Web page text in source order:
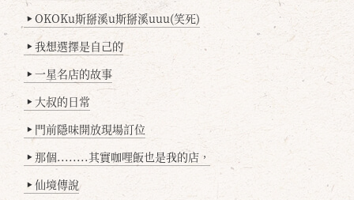
▶ OKOKu斯掰溪u斯掰溪uuu(笑死)
▶ 我想選擇是自己的
▶ 一星名店的故事
▶ 大叔的日常
▶ 門前隱味開放現場訂位
▶ 那個........其實咖哩飯也是我的店，
▶ 仙境傳說